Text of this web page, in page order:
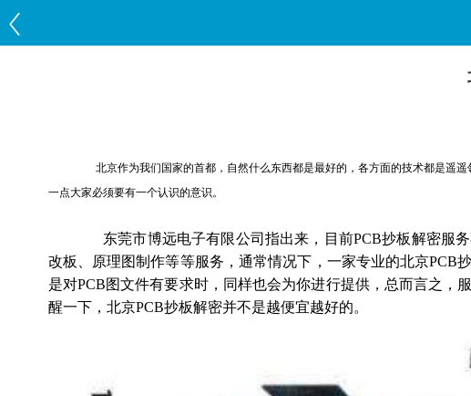
北京作为我们国家的首都，自然什么东西都是最好的，各方面的技术都是遥遥
一点大家必须要有一个认识的意识。
东莞市博远电子有限公司指出来，目前PCB抄板解密服
改板、原理图制作等等服务，通常情况下，一家专业的北京PCB
是对PCB图文件有要求时，同样也会为你进行提供，总而言之，
醒一下，北京PCB抄板解密并不是越便宜越好的。